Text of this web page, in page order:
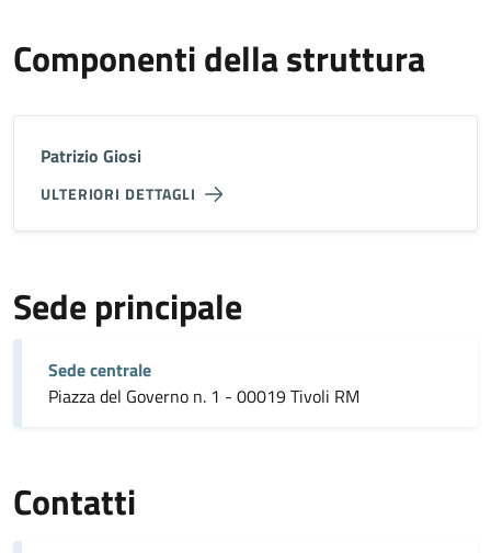
Componenti della struttura
Patrizio Giosi
ULTERIORI DETTAGLI
Sede principale
Sede centrale
Piazza del Governo n. 1 - 00019 Tivoli RM
Contatti